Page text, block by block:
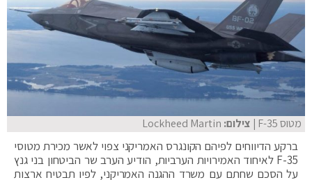
מטוס F-35 | צילום: Lockheed Martin
ברקע הדיווחים לפיהם הקונגרס האמריקני צפוי לאשר מכירת מטוסי
F-35 לאיחוד האמירויות הערביות, הודיע הערב שר הביטחון בני גנץ
על הסכם שחתם עם משרד ההגנה האמריקני, לפיו תבטיח ארצות